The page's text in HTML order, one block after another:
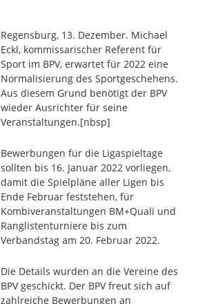
Regensburg, 13. Dezember. Michael
Eckl, kommissarischer Referent für
Sport im BPV, erwartet für 2022 eine
Normalisierung des Sportgeschehens.
Aus diesem Grund benötigt der BPV
wieder Ausrichter für seine
Veranstaltungen.[nbsp]
Bewerbungen für die Ligaspieltage
sollten bis 16. Januar 2022 vorliegen,
damit die Spielpläne aller Ligen bis
Ende Februar feststehen, für
Kombiveranstaltungen BM+Quali und
Ranglistenturniere bis zum
Verbandstag am 20. Februar 2022.
Die Details wurden an die Vereine des
BPV geschickt. Der BPV freut sich auf
zahlreiche Bewerbungen an